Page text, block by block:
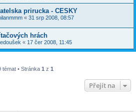
prirucka - CESKY
« 31 srp 2008, 08:57
hrách
« 17 čer 2008, 11:45
témat • Stránka 1 z 1
Přejít na